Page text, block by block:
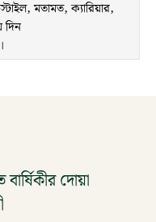
মতামত, ক্যারিয়ার,
দিন
দোয়া